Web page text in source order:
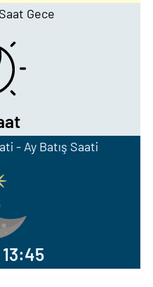
Gece
- Ay Batış Saati